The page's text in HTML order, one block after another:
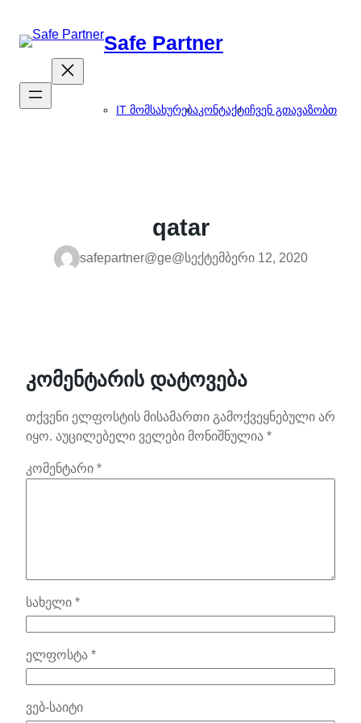
გადასვლა
Safe Partner
IT მომსახურებაკონტაქტიჩვენ გთავაზობთ
qatar
safepartner@ge@სექტემბერი 12, 2020
კომენტარის დატოვება
თქვენი ელფოსტის მისამართი გამოქვეყნებული არ
იყო. აუცილებელი ველები მონიშნულია *
კომენტარი *
სახელი *
ელფოსტა *
ვებ-საიტი